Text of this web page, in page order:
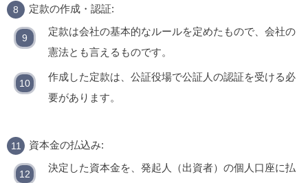
定款の作成・認証:
定款は会社の基本的なルールを定めたもので、会社の
憲法とも言えるものです。
作成した定款は、公証役場で公証人の認証を受ける必
要があります。
資本金の払込み:
決定した資本金を、発起人（出資者）の個人口座に払